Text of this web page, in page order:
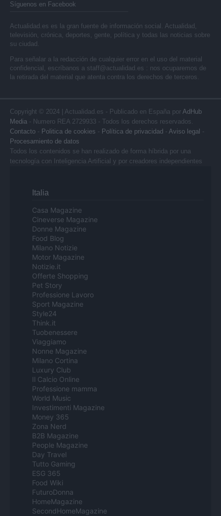
Síguenos en Facebook
Actualidad.es es la gran fuente de información social. Actualidad,
televisión, crónica, deportes, gente, política y todas las noticias sobre
su ciudad.
Para señalar a la redacción de cualquier error en el uso del material
confidencial, escríbanos a staff@actualidad.es : nos ocuparemos de
la retirada del material que atenta contra los derechos de terceros.
Copyright © 2024 | Actualidad.es - Publicado en España por AdHub
Media - Numero REA 2729933 - Todos los derechos reservados.
Contacto - Politica de cookies - Política de privacidad - Aviso legal -
Procesamiento de datos
Todos los contenidos se han realizado de forma híbrida por una
tecnología con Inteligencia Artificial y por creadores independientes
Italia
Casa Magazine
Cineverse Magazine
Donne Magazine
Food Blog
Milano Notizie
Motor Magazine
Notizie.it
Offerte Shopping
Pet Story
Professione Lavoro
Sport Magazine
Style24
Think.it
Tuobenessere
Viaggiamo
Nonne Magazine
Milano Cortina
Luxury Club
Il Calcio Online
Professione mamma
World Music
Investimenti Magazine
Money 365
Zona Nerd
B2B Magazine
People Magazine
Day Travel
Tutto Gaming
ESG 365
Food Wiki
FuturoDonna
HomeMagazine
SecondHomeMagazine